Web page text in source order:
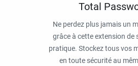
Total
Ne perdez plus jamais un
grâce à cette extension de
pratique. Stockez tous vos
en toute sécurité au